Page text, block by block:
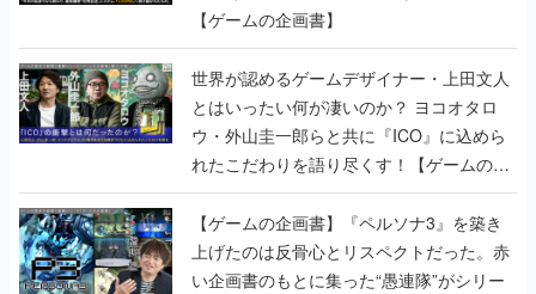
【ゲームの企画書】
世界が認めるゲームデザイナー・上田文人
とはいったい何が凄いのか？ ヨコオタロ
ウ・外山圭一郎らと共に『ICO』に込めら
れたこだわりを語り尽くす！【ゲームの企
画書】
【ゲームの企画書】『ペルソナ3』を築き
上げたのは反骨心とリスペクトだった。赤
い企画書のもとに集った“愚連隊”がシリー